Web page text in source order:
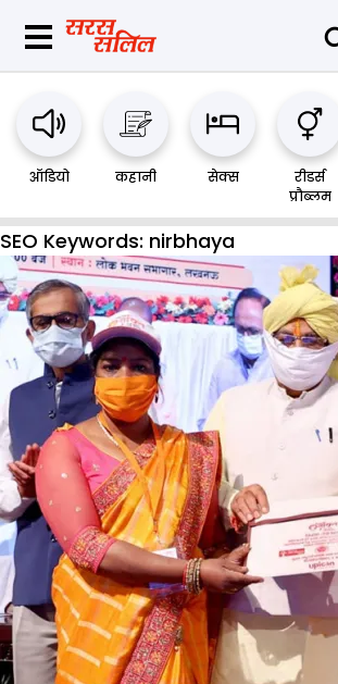
ऑडियो कहानी सेक्स
रीडर्स
प्रौब्लम
SEO Keywords: nirbhaya